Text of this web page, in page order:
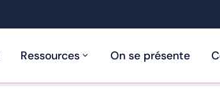
Ressources On se présente